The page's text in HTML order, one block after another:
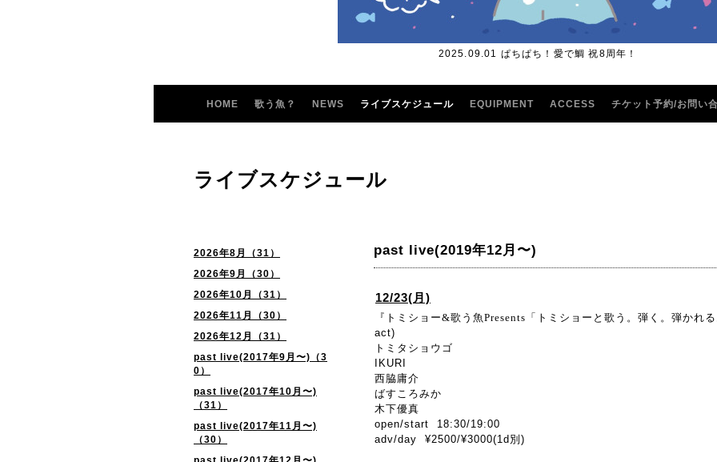
2025.09.01 ぱちぱち！愛で鯛 祝8周年！
HOME 歌う魚？ NEWS ライブスケジュール EQUIPMENT ACCESS チケット予約/お問い
2026年8月（31）
2026年9月（30）
2026年10月（31）
2026年11月（30）
2026年12月（31）
past live(2017年9月〜)（3
0）
past live(2017年10月〜)
（31）
past live(2017年11月〜)
（30）
ライブスケジュール
past live(2019年12月〜)
12/23(月)
『トミショー&歌う魚Presents「トミショーと歌う。弾く。弾かれる
act)
トミタショウゴ
IKURI
西脇庸介
ばすころみか
木下優真
open/start 18:30/19:00
adv/day ¥2500/¥3000(1d別)